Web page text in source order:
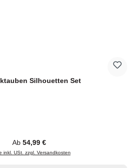
Silhouetten Set
Regulärer Preis:
Ab 54,99 €
inkl. USt. zzgl. Versandkosten